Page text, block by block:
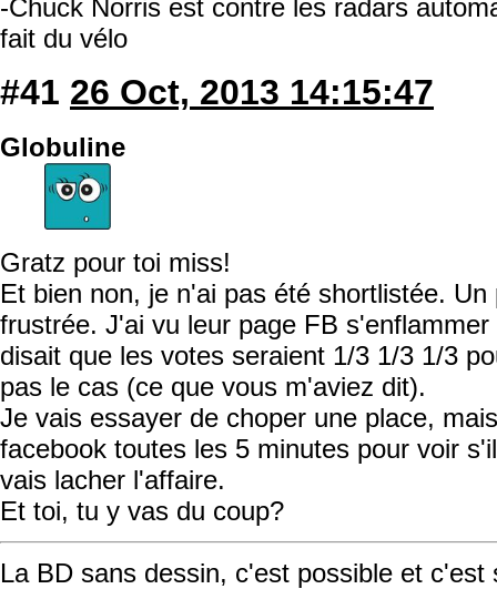
-Chuck Norris est contre les radars
fait du vélo
#41 26 Oct, 2013 14:15:47
Globuline
Gratz pour toi miss!
Et bien non, je n'ai pas été shortlistée.
frustrée. J'ai vu leur page FB
disait que les votes seraient 1/3 1/3 1/3
pas le cas (ce que vous m'aviez dit).
Je vais essayer de choper une place,
facebook toutes les 5 minutes pour voir
vais lacher l'affaire.
Et toi, tu y vas du coup?
La BD sans dessin, c'est possible et